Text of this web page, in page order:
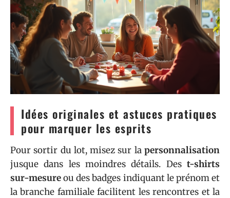
Idées originales et astuces pratiques
pour marquer les esprits
Pour sortir du lot, misez sur la personnalisation
jusque dans les moindres détails. Des t-shirts
sur-mesureou des badges indiquant le prénom et
la branche familiale facilitent les rencontres et la